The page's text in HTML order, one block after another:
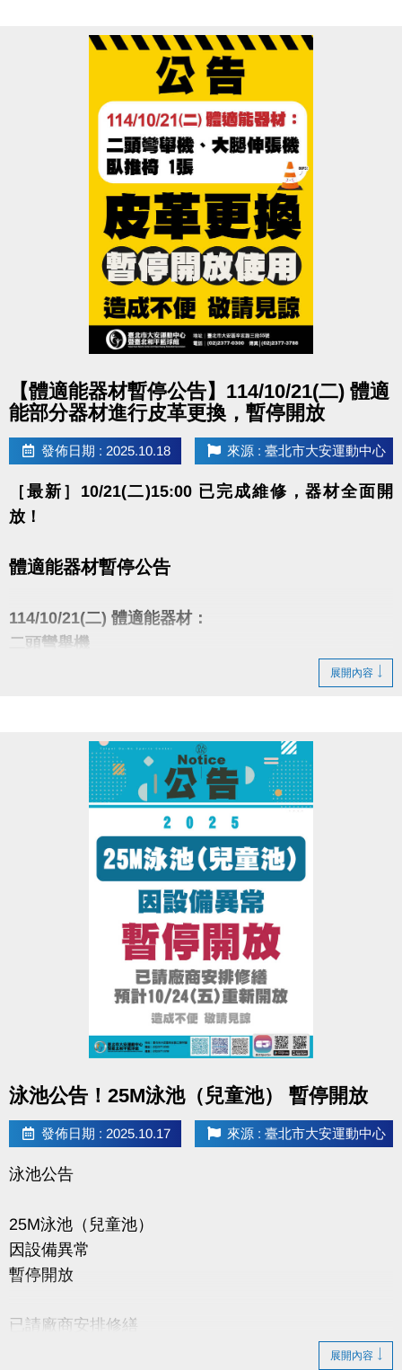
10/31(五) 18:50-19:45
兩門課程的11-12月期別課，也開放報名啦！
10/31前全面 九折優惠！
小編強力推薦：期課絕對比體驗課能學到更多東西
註冊、課程傳送門請點我 (新開視窗)
大安有APP囉!可以報名課程喔~
長佳Sports+ APP傳送門⬇
google play 傳送門請點我(新開視窗)
電話洽詢 (02)2377-0300 分機103、104
【體適能器材暫停公告】114/10/21(二) 體適
能部分器材進行皮革更換，暫停開放
發佈日期 : 2025.10.18 來源 : 臺北市大安運動中心
［最新］10/21(二)15:00 已完成維修，器材全面開
放！
體適能器材暫停公告
114/10/21(二) 體適能器材：
二頭彎舉機
因進行皮革更換
暫停開放始用
展開內容
泳池公告！25M泳池（兒童池） 暫停開放
發佈日期 : 2025.10.17 來源 : 臺北市大安運動中心
泳池公告
25M泳池（兒童池）
因設備異常
暫停開放
已請廠商安排修繕
展開內容